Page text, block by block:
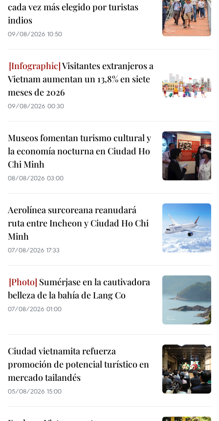
cada vez más elegido por turistas
indios
09/08/2026 10:50
Visitantes extranjeros a
Vietnam aumentan un 13,8% en siete
meses de 2026
09/08/2026 00:30
Museos fomentan turismo cultural y
la economía nocturna en Ciudad Ho
Chi Minh
08/08/2026 03:00
Aerolínea surcoreana reanudará
ruta entre Incheon y Ciudad Ho Chi
Minh
07/08/2026 17:33
Sumérjase en la cautivadora
belleza de la bahía de Lang Co
07/08/2026 01:00
Ciudad vietnamita refuerza
promoción de potencial turístico en
mercado tailandés
05/08/2026 15:00